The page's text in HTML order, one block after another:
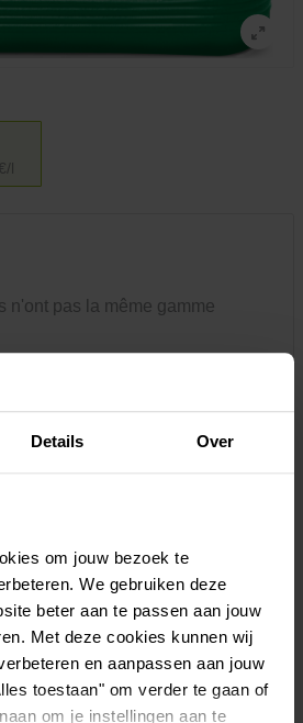
Details Over
om jouw bezoek te
We gebruiken deze
beter aan te passen aan jouw
Met deze cookies kunnen wij
en aanpassen aan jouw
toestaan" om verder te gaan of
om je instellingen aan te
l
n'ont pas la même gamme
des acides humiques et
à vos plantes tous les
pertinents qui permet une
de l'engrais. Substral Engrais
Géraniums contient tous les
pour renforcer la résistance
Des plantes magnifiques
L'engrais Substral garantit